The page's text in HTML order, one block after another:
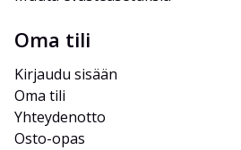
Oma tili
Kirjaudu sisään
Oma tili
Yhteydenotto
Osto-opas